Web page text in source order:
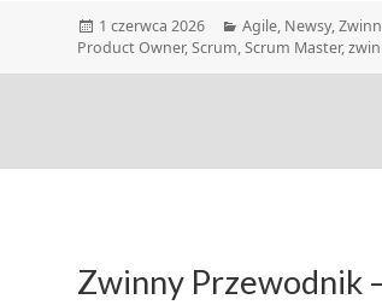
Data
publikacji
1 czerwca 2026 Kategorie
Agile, Newsy,
Product Owner,Scrum,Scrum Master,
Zwinny Przewodnik